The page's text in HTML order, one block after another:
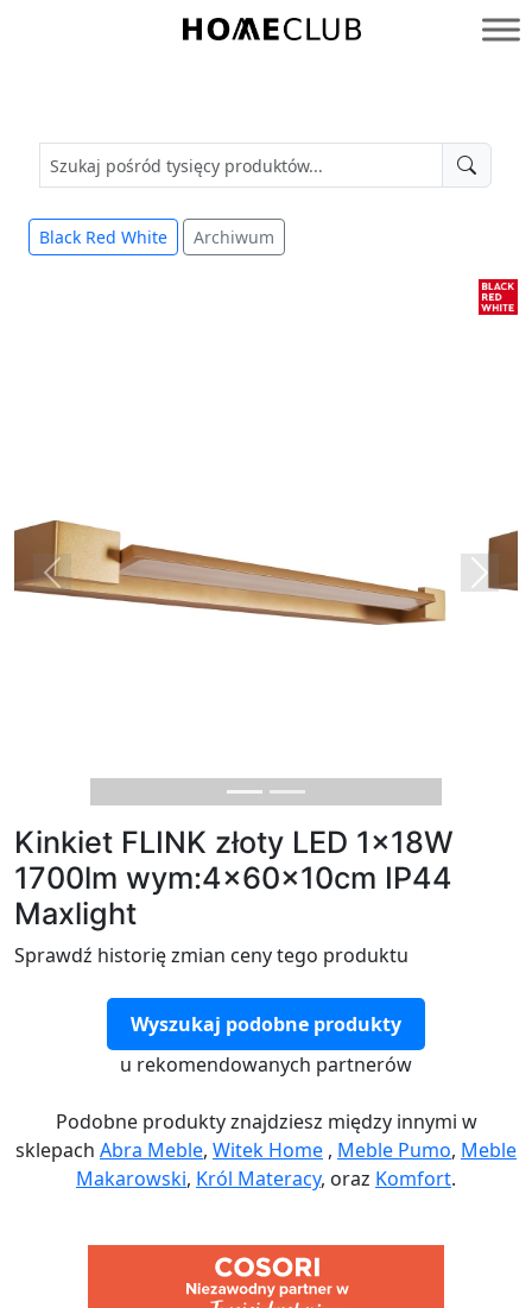
Homeclub
Black Red White Archiwum
Previous Next
Kinkiet FLINK złoty LED 1x18W
1700lm wym:4x60x10cm IP44
Maxlight
Sprawdź historię zmian ceny tego produktu
Wyszukaj podobne produkty
u rekomendowanych partnerów
Podobne produkty znajdziesz między innymi w
sklepach Abra Meble, Witek Home , Meble Pumo, Meble
Makarowski, Król Materacy, oraz Komfort.